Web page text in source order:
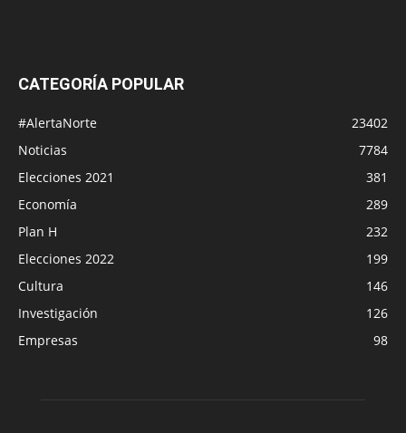
CATEGORÍA POPULAR
#AlertaNorte
23402
Noticias
7784
Elecciones 2021
381
Economía
289
Plan H
232
Elecciones 2022
199
Cultura
146
Investigación
126
Empresas
98